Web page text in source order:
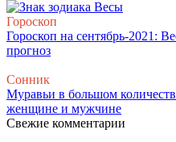
Гороскоп
Гороскоп на сентябрь-2021:
прогноз
Сонник
Муравьи в большом
женщине и мужчине
Свежие комментарии